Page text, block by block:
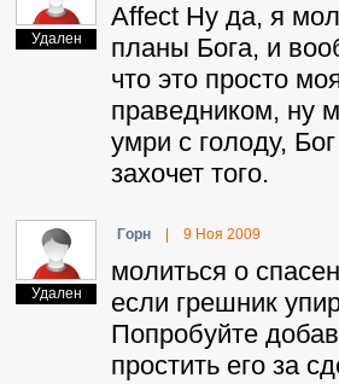
Удален
Affect Ну да, я
планы Бога, и
что это просто
праведником, ну
умри с голоду,
захочет того.
Удален
Гopн 9 Ноя 2009
молиться о
если грешник
Попробуйте
простить его за